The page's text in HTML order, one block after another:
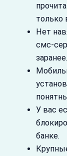
только
Нет
заранее.
У вас
банке.